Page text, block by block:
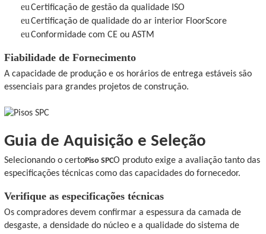
euCertificação de gestão da qualidade ISO
euCertificação de qualidade do ar interior FloorScore
euConformidade com CE ou ASTM
Fiabilidade de Fornecimento
A capacidade de produção e os horários de entrega estáveis ​​são
essenciais para grandes projetos de construção.
Guia de Aquisição e Seleção
Selecionando o certoPiso SPCO produto exige a avaliação tanto das
especificações técnicas como das capacidades do fornecedor.
Verifique as especificações técnicas
Os compradores devem confirmar a espessura da camada de
desgaste, a densidade do núcleo e a qualidade do sistema de